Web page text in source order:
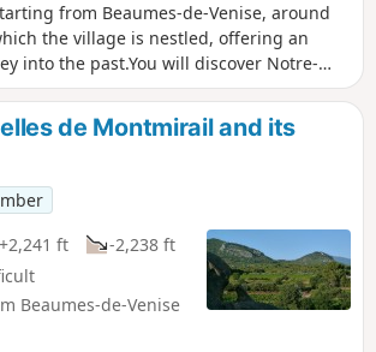
from Beaumes-de-Venise, around
the village is nestled, offering an
into the past.You will discover Notre-
century), its spring and its incredible
d’Ambrosi (former millstone
oppidum where the remains of a
are still visible, the Chapelle Saint-
the ruins of the feudal castle
(caves inhabited since prehistoric
the town its name). Not to mention the
views over the Comtat Venaissin plain to
de Montmirail to the north, and
to the east.
de Montmirail and its
+2,241 ft
-2,238 ft
Beaumes-de-Venise